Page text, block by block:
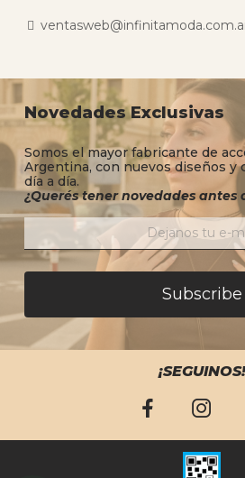
Novedades Exclusivas
Somos el mayor fabricante de
Argentina, con nuevos diseños y
día a día.
¿Querés tener novedades antes
Subscribe
¡SEGUINOS!